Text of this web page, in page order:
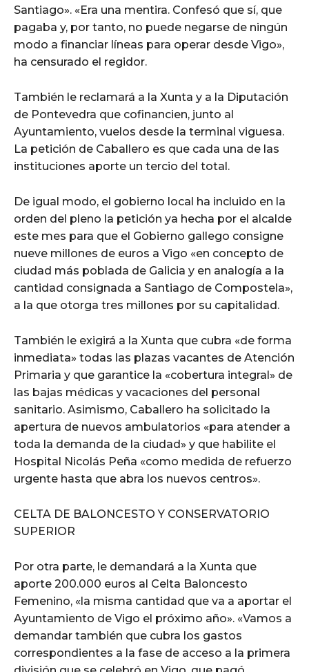
Santiago». «Era una mentira. Confesó que sí, que
pagaba y, por tanto, no puede negarse de ningún
modo a financiar líneas para operar desde Vigo»,
ha censurado el regidor.
También le reclamará a la Xunta y a la Diputación
de Pontevedra que cofinancien, junto al
Ayuntamiento, vuelos desde la terminal viguesa.
La petición de Caballero es que cada una de las
instituciones aporte un tercio del total.
De igual modo, el gobierno local ha incluido en la
orden del pleno la petición ya hecha por el alcalde
este mes para que el Gobierno gallego consigne
nueve millones de euros a Vigo «en concepto de
ciudad más poblada de Galicia y en analogía a la
cantidad consignada a Santiago de Compostela»,
a la que otorga tres millones por su capitalidad.
También le exigirá a la Xunta que cubra «de forma
inmediata» todas las plazas vacantes de Atención
Primaria y que garantice la «cobertura integral» de
las bajas médicas y vacaciones del personal
sanitario. Asimismo, Caballero ha solicitado la
apertura de nuevos ambulatorios «para atender a
toda la demanda de la ciudad» y que habilite el
Hospital Nicolás Peña «como medida de refuerzo
urgente hasta que abra los nuevos centros».
CELTA DE BALONCESTO Y CONSERVATORIO
SUPERIOR
Por otra parte, le demandará a la Xunta que
aporte 200.000 euros al Celta Baloncesto
Femenino, «la misma cantidad que va a aportar el
Ayuntamiento de Vigo el próximo año». «Vamos a
demandar también que cubra los gastos
correspondientes a la fase de acceso a la primera